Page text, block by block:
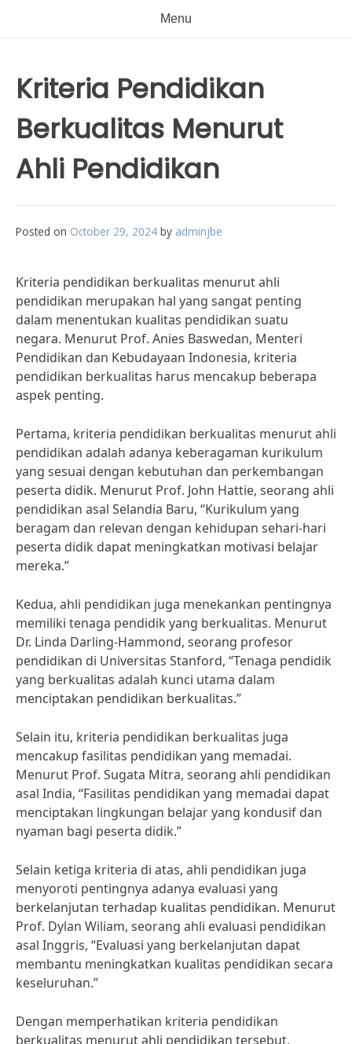
Menu
Kriteria Pendidikan
Berkualitas Menurut
Ahli Pendidikan
Posted on October 29, 2024 by adminjbe
Kriteria pendidikan berkualitas menurut ahli
pendidikan merupakan hal yang sangat penting
dalam menentukan kualitas pendidikan suatu
negara. Menurut Prof. Anies Baswedan, Menteri
Pendidikan dan Kebudayaan Indonesia, kriteria
pendidikan berkualitas harus mencakup beberapa
aspek penting.
Pertama, kriteria pendidikan berkualitas menurut ahli
pendidikan adalah adanya keberagaman kurikulum
yang sesuai dengan kebutuhan dan perkembangan
peserta didik. Menurut Prof. John Hattie, seorang ahli
pendidikan asal Selandia Baru, “Kurikulum yang
beragam dan relevan dengan kehidupan sehari-hari
peserta didik dapat meningkatkan motivasi belajar
mereka.”
Kedua, ahli pendidikan juga menekankan pentingnya
memiliki tenaga pendidik yang berkualitas. Menurut
Dr. Linda Darling-Hammond, seorang profesor
pendidikan di Universitas Stanford, “Tenaga pendidik
yang berkualitas adalah kunci utama dalam
menciptakan pendidikan berkualitas.”
Selain itu, kriteria pendidikan berkualitas juga
mencakup fasilitas pendidikan yang memadai.
Menurut Prof. Sugata Mitra, seorang ahli pendidikan
asal India, “Fasilitas pendidikan yang memadai dapat
menciptakan lingkungan belajar yang kondusif dan
nyaman bagi peserta didik.”
Selain ketiga kriteria di atas, ahli pendidikan juga
menyoroti pentingnya adanya evaluasi yang
berkelanjutan terhadap kualitas pendidikan. Menurut
Prof. Dylan Wiliam, seorang ahli evaluasi pendidikan
asal Inggris, “Evaluasi yang berkelanjutan dapat
membantu meningkatkan kualitas pendidikan secara
keseluruhan.”
Dengan memperhatikan kriteria pendidikan
berkualitas menurut ahli pendidikan tersebut,